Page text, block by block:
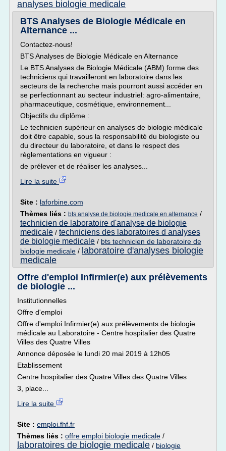
analyses biologie medicale
BTS Analyses de Biologie Médicale en
Alternance ...
Contactez-nous!
BTS Analyses de Biologie Médicale en Alternance
Le BTS Analyses de Biologie Médicale (ABM) forme des
techniciens qui travailleront en laboratoire dans les
secteurs de la recherche mais pourront aussi accéder en
se perfectionnant au secteur industriel: agro-alimentaire,
pharmaceutique, cosmétique, environnement...
Objectifs du diplôme :
Le technicien supérieur en analyses de biologie médicale
doit être capable, sous la responsabilité du biologiste ou
du directeur du laboratoire, et dans le respect des
règlementations en vigueur :
de prélever et de réaliser les analyses...
Lire la suite
Site : laforbine.com
Thèmes liés : bts analyse de biologie medicale en alternance /
technicien de laboratoire d'analyse de biologie
medicale / techniciens des laboratoires d analyses
de biologie medicale / bts technicien de laboratoire de
biologie medicale / laboratoire d'analyses biologie
medicale
Offre d'emploi Infirmier(e) aux prélèvements
de biologie ...
Institutionnelles
Offre d'emploi
Offre d'emploi Infirmier(e) aux prélèvements de biologie
médicale au Laboratoire - Centre hospitalier des Quatre
Villes des Quatre Villes
Annonce déposée le lundi 20 mai 2019 à 12h05
Etablissement
Centre hospitalier des Quatre Villes des Quatre Villes
3, place...
Lire la suite
Site : emploi.fhf.fr
Thèmes liés : offre emploi biologie medicale /
laboratoires de biologie medicale / biologie